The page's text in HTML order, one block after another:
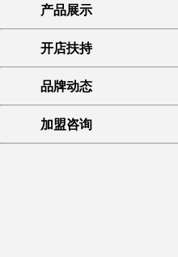
产品展示
开店扶持
品牌动态
加盟咨询